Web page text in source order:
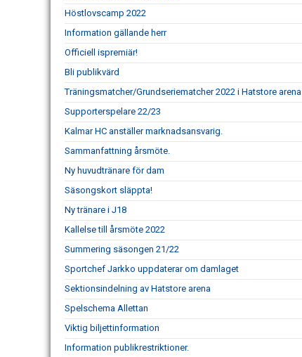
Höstlovscamp 2022
Information gällande herr
Officiell ispremiär!
Bli publikvärd
Träningsmatcher/Grundseriematcher 2022 i Hatstore arena
Supporterspelare 22/23
Kalmar HC anställer marknadsansvarig.
Sammanfattning årsmöte.
Ny huvudtränare för dam
Säsongskort släppta!
Ny tränare i J18
Kallelse till årsmöte 2022
Summering säsongen 21/22
Sportchef Jarkko uppdaterar om damlaget
Sektionsindelning av Hatstore arena
Spelschema Allettan
Viktig biljettinformation
Information publikrestriktioner.